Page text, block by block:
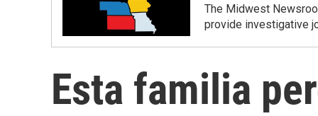
The Midwest
provide investigative
Esta familia